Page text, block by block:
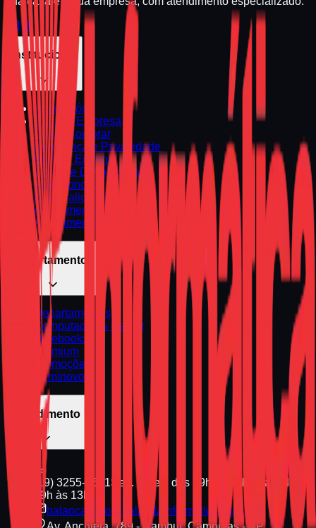
Institucional
Sobre Nós
Sobre a Empresa
Como Comprar
Segurança e Privacidade
Envio e Entrega
Trocas e Devoluções
Fale Conosco
Especialidades
Atendimento Regional
Atendimento Urgente
Departamentos
Departamentos
Computadores Gamer
Notebooks
Premium
Promoções
Seminovos
Atendimento
(19) 3255-1661Seg. a Sex. das 09h às 18h | Sáb. das
09h às 13h
balaocastelo@balaodainformatica.com.br